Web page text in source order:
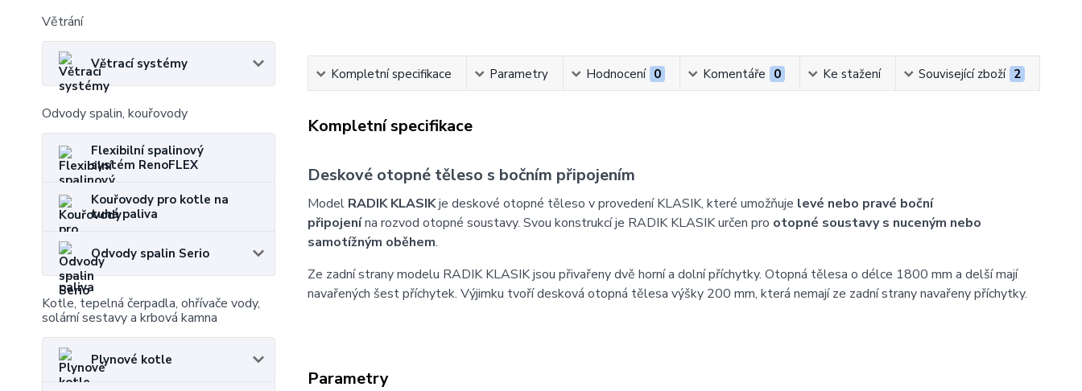
Větrání
Větrací systémy
Odvody spalin, kouřovody
Flexibilní spalinový
systém RenoFLEX
Kouřovody pro kotle na
tuhá paliva
Odvody spalin Serio
Kotle, tepelná čerpadla, ohřívače vody,
solární sestavy a krbová kamna
Plynové kotle
Kompletní specifikace Parametry Hodnocení 0 Komentáře 0 Ke stažení Související zboží 2
Kompletní specifikace
Deskové otopné těleso s bočním připojením
Model RADIK KLASIKje deskové otopné těleso v provedení KLASIK, které umožňuje levé nebo pravé boční
připojenína rozvod otopné soustavy. Svou konstrukcí je RADIK KLASIK určen pro otopné soustavy s nuceným nebo
samotížným oběhem.
Ze zadní strany modelu RADIK KLASIK jsou přivařeny dvě horní a dolní příchytky. Otopná tělesa o délce 1800 mm a delší mají
navařených šest příchytek. Výjimku tvoří desková otopná tělesa výšky 200 mm, která nemají ze zadní strany navařeny příchytky.
Parametry